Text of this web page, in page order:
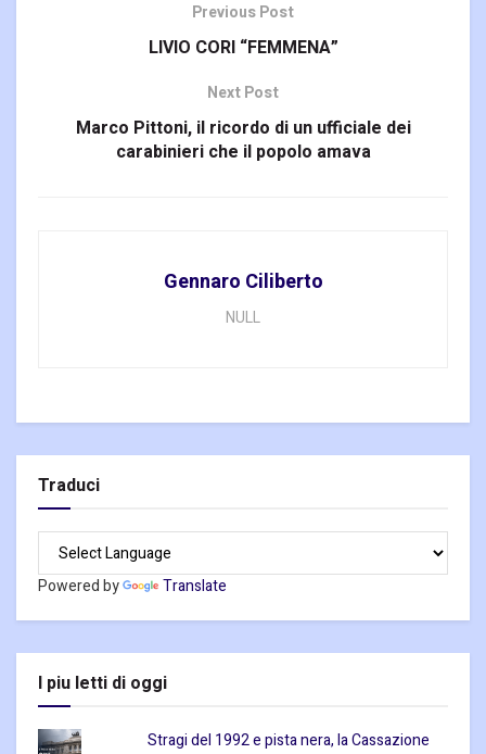
Previous Post
LIVIO CORI “FEMMENA”
Next Post
Marco Pittoni, il ricordo di un ufficiale dei
carabinieri che il popolo amava
Gennaro Ciliberto
NULL
Traduci
Powered by Translate
I piu letti di oggi
Stragi del 1992 e pista nera, la Cassazione